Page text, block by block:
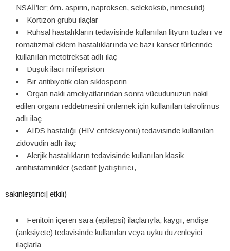
NSAİİ’ler; örn. aspirin, naproksen, selekoksib, nimesulid)
Kortizon grubu ilaçlar
Ruhsal hastalıkların tedavisinde kullanılan lityum tuzları ve
romatizmal eklem hastalıklarında ve bazı kanser türlerinde
kullanılan metotreksat adlı ilaç
Düşük ilacı mifepriston
Bir antibiyotik olan siklosporin
Organ nakli ameliyatlarından sonra vücudunuzun nakil
edilen organı reddetmesini önlemek için kullanılan takrolimus
adlı ilaç
AIDS hastalığı (HIV enfeksiyonu) tedavisinde kullanılan
zidovudin adlı ilaç
Alerjik hastalıkların tedavisinde kullanılan klasik
antihistaminikler (sedatif [yatıştırıcı,
sakinleştirici] etkili)
Fenitoin içeren sara (epilepsi) ilaçlarıyla, kaygı, endişe
(anksiyete) tedavisinde kullanılan veya uyku düzenleyici
ilaçlarla